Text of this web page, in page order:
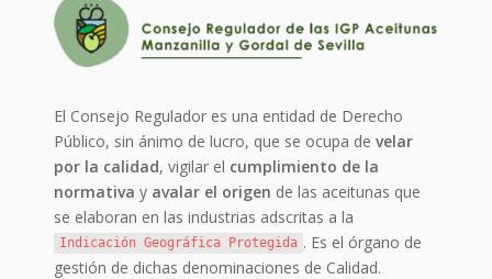
El Consejo Regulador es una entidad de Derecho
Público, sin ánimo de lucro, que se ocupa develar
por la calidad, vigilar el cumplimiento de la
normativa y avalar el origen de las aceitunas que
se elaboran en las industrias adscritas a la
Indicación Geográfica Protegida . Es el órgano de
gestión de dichas denominaciones de Calidad.